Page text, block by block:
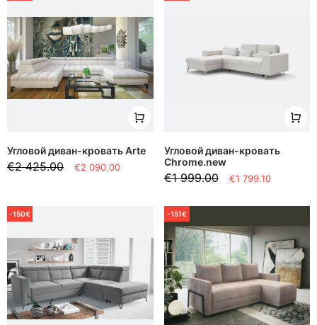
Угловой диван-кровать Arte
€2 425.00 €2 090.00
Угловой диван-кровать
Chrome.new
€1 999.00 €1 799.10
-150€ -151€